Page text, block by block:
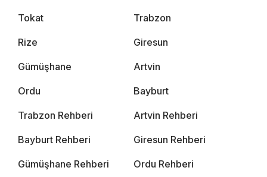
Tokat Trabzon
Rize Giresun
Gümüşhane Artvin
Ordu Bayburt
Trabzon Rehberi Artvin Rehberi
Bayburt Rehberi Giresun Rehberi
Gümüşhane Rehberi Ordu Rehberi